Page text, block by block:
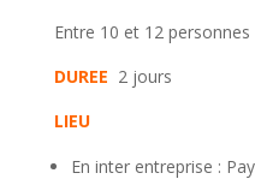
Entre 10 et 12 personnes
DUREE 2 jours
LIEU
En inter entreprise :